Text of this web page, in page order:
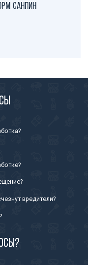
СанПиН
вредители?